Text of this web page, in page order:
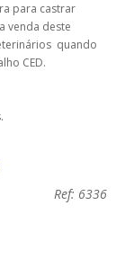
para castrar
venda deste
quando
CED.
Ref: 6336